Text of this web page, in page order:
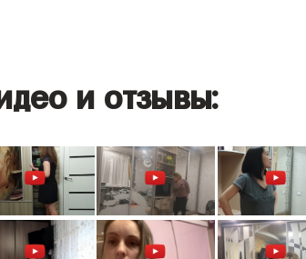
и отзывы: